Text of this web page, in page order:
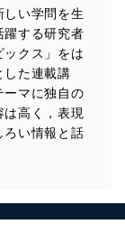
い学問を生
躍する研究者
クス」をは
した連載講
ーマに独自の
高く，表現
ろい情報と話